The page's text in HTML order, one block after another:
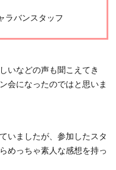
ラバンスタッフ
いなどの声も聞こえてき
会になったのではと思いま
いましたが、参加したスタ
めっちゃ素人な感想を持っ